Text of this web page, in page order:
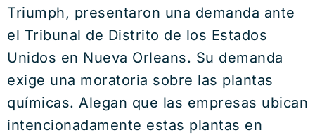
Triumph, presentaron una demanda ante
el Tribunal de Distrito de los Estados
Unidos en Nueva Orleans. Su demanda
exige una moratoria sobre las plantas
químicas. Alegan que las empresas ubican
intencionadamente estas plantas en